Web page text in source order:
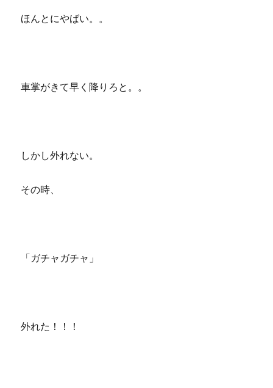
ほんとにやばい。。
車掌がきて早く降りろと。。
しかし外れない。
その時、
「ガチャガチャ」
外れた！！！